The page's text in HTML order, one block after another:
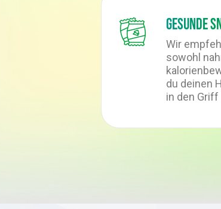
Gesunde
Wir
sowohl
du deinen
in den